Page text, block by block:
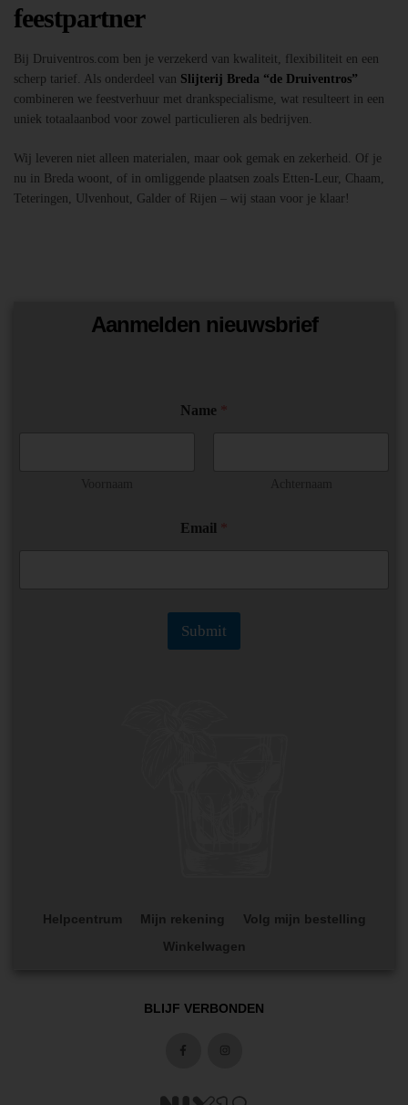
feestpartner
Bij Druiventros.com ben je verzekerd van kwaliteit, flexibiliteit en een
scherp tarief. Als onderdeel van Slijterij Breda “de Druiventros”
combineren we feestverhuur met drankspecialisme, wat resulteert in een
uniek totaalaanbod voor zowel particulieren als bedrijven.
Wij leveren niet alleen materialen, maar ook gemak en zekerheid. Of je
nu in Breda woont, of in omliggende plaatsen zoals Etten-Leur, Chaam,
Teteringen, Ulvenhout, Galder of Rijen – wij staan voor je klaar!
Aanmelden nieuwsbrief
Name
a
m
e
Email
Submit
Helpcentrum Mijn rekening
Volg mijn bestelling
Winkelwagen
BLIJF VERBONDEN